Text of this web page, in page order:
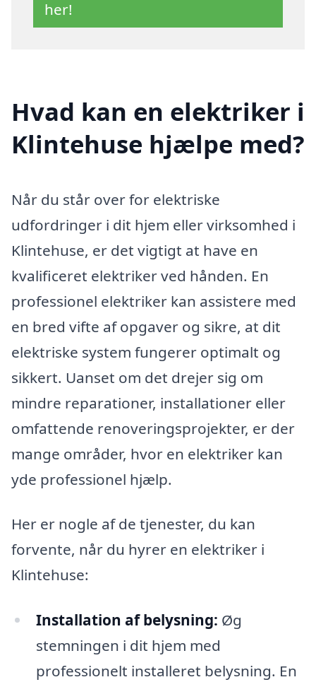
her!
Hvad kan en elektriker i
Klintehuse hjælpe med?
Når du står over for elektriske
udfordringer i dit hjem eller virksomhed i
Klintehuse, er det vigtigt at have en
kvalificeret elektriker ved hånden. En
professionel elektriker kan assistere med
en bred vifte af opgaver og sikre, at dit
elektriske system fungerer optimalt og
sikkert. Uanset om det drejer sig om
mindre reparationer, installationer eller
omfattende renoveringsprojekter, er der
mange områder, hvor en elektriker kan
yde professionel hjælp.
Her er nogle af de tjenester, du kan
forvente, når du hyrer en elektriker i
Klintehuse:
Installation af belysning: Øg
stemningen i dit hjem med
professionelt installeret belysning. En